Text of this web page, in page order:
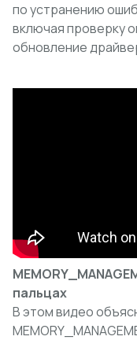
по устранению
включая проверку
обновление
пальцах
В этом видео